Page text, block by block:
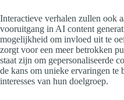
Interactieve verhalen zullen ook
vooruitgang in AI content
mogelijkheid om invloed uit te
zorgt voor een meer betrokken
staat zijn om gepersonaliseerde
de kans om unieke ervaringen te
interesses van hun doelgroep.